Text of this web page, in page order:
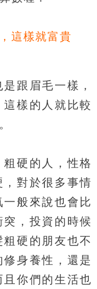
這樣就富貴
跟眉毛一樣，
樣的人就比較
硬的人，性格
，對於很多事情
般來說也會比
，投資的時候
硬的朋友也不
身養性，還是
你們的生活也